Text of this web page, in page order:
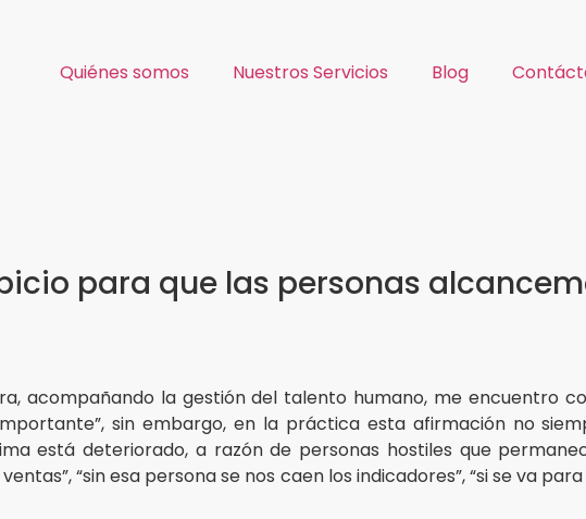
Quiénes somos Nuestros Servicios Blog
para que las personas
acompañando la gestión del talento humano, me encuentro
sin embargo, en la práctica esta afirmación no
está deteriorado, a razón de personas hostiles que
“sin esa persona se nos caen los indicadores”, “si se va